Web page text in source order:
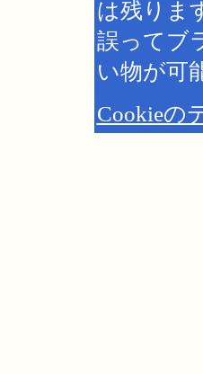
は残りま
誤ってブ
い物が可
Cookieの